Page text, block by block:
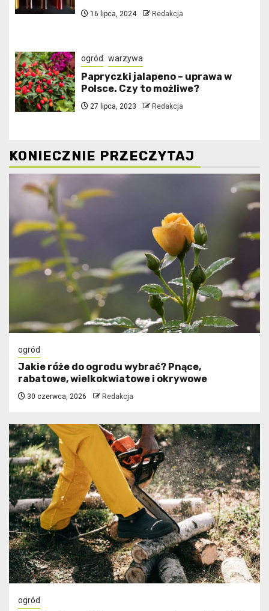
16 lipca, 2024 Redakcja
ogród warzywa
Papryczki jalapeno – uprawa w
Polsce. Czy to możliwe?
27 lipca, 2023 Redakcja
KONIECZNIE PRZECZYTAJ
ogród
Jakie róże do ogrodu wybrać? Pnące,
rabatowe, wielkokwiatowe i okrywowe
30 czerwca, 2026 Redakcja
ogród